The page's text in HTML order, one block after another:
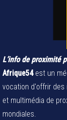
L’info de proximité
Afrique54est un
vocation d'offrir des
et multimédia de
mondiales.